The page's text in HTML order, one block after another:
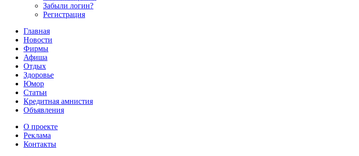
Забыли логин?
Регистрация
Главная
Новости
Фирмы
Афиша
Отдых
Здоровье
Юмор
Статьи
Кредитная амнистия
Объявления
О проекте
Реклама
Контакты